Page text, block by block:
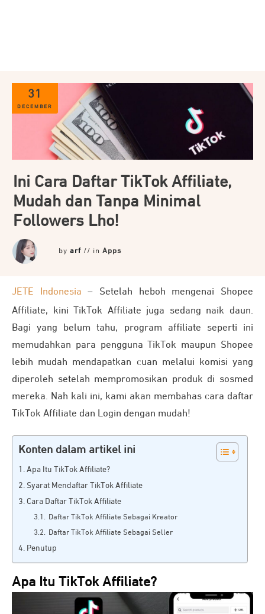
31
DECEMBER
Ini Cara Daftar TikTok Affiliate,
Mudah dan Tanpa Minimal
Followers Lho!
by arf// in Apps
JETE Indonesia – Setelah heboh mengenai Shopee
Affiliate, kini TikTok Affiliate juga sedang naik daun.
Bagi yang belum tahu, program affiliate seperti ini
memudahkan para pengguna TikTok maupun Shopee
lebih mudah mendapatkan cuan melalui komisi yang
diperoleh setelah mempromosikan produk di sosmed
mereka. Nah kali ini, kami akan membahas cara daftar
TikTok Affiliate dan Login dengan mudah!
Konten dalam artikel ini
Apa Itu TikTok Affiliate?
Syarat Mendaftar TikTok Affiliate
Cara Daftar TikTok Affiliate
Daftar TikTok Affiliate Sebagai Kreator
Daftar TikTok Affiliate Sebagai Seller
Penutup
Apa Itu TikTok Affiliate?